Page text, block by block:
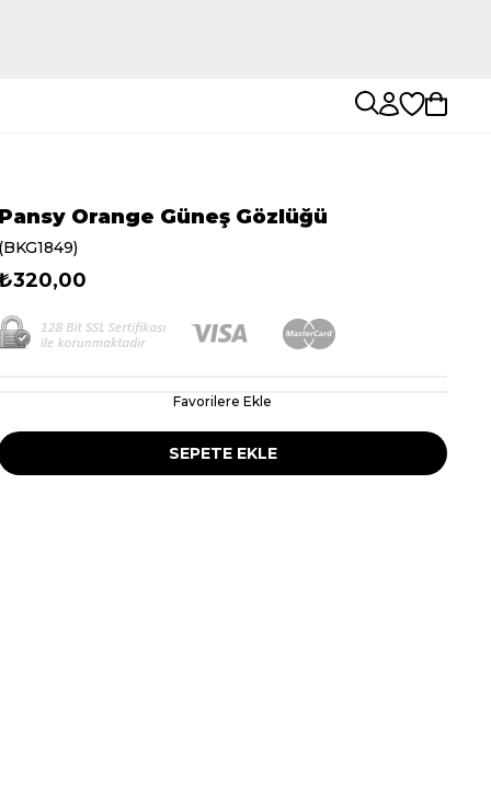
Pansy Orange Güneş Gözlüğü
(BKG1849)
Favorilere Ekle